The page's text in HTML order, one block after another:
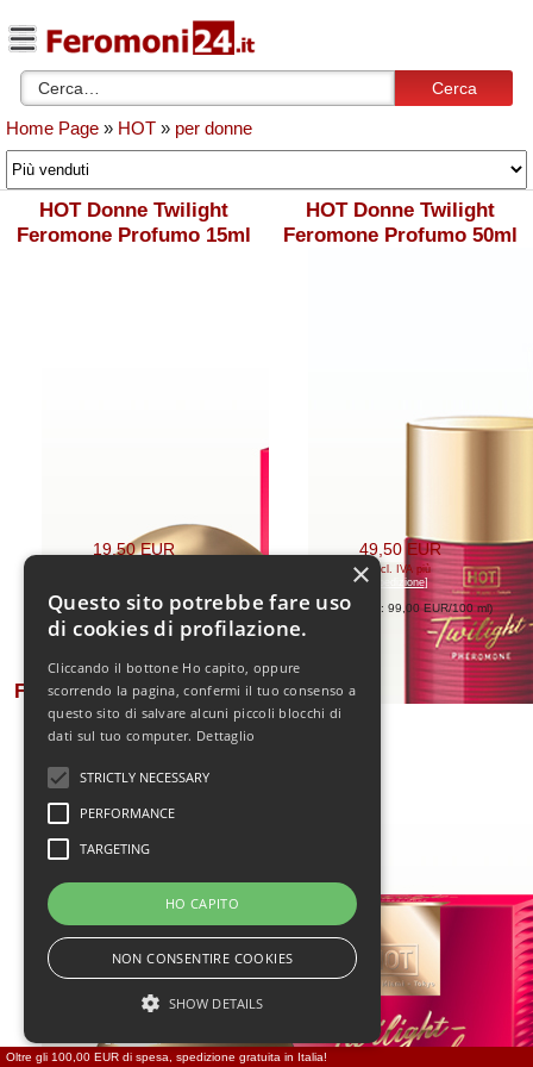
Cerca
Home Page » HOT » per donne
HOT Donne Twilight
Feromone Profumo 15ml
19,50 EUR
(Prezzo base: 130,00 EUR/100 ml )
HOT Donne Twilight
Feromone Profumo 50ml
49,50 EUR
[incl. IVA più
spedizione]
(Prezzo base: 99,00 EUR/100 ml)
HOT Donne Twilight
Feromone Spray naturale
15ml
19,50 EUR
(Prezzo base: 130,00 EUR/100 ml)
Oltre gli 100,00 EUR di spesa, spedizione gratuita in Italia!
Questo sito potrebbe fare uso
di cookies di profilazione.
Cliccando il bottone Ho capito, oppure
scorrendo la pagina, confermi il tuo consenso a
questo sito di salvare alcuni piccoli blocchi di
dati sul tuo computer. Dettaglio
STRICTLY NECESSARY
PERFORMANCE
TARGETING
HO CAPITO
NON CONSENTIRE COOKIES
SHOW DETAILS
×